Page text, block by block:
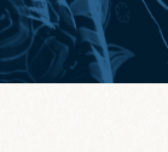
まつり